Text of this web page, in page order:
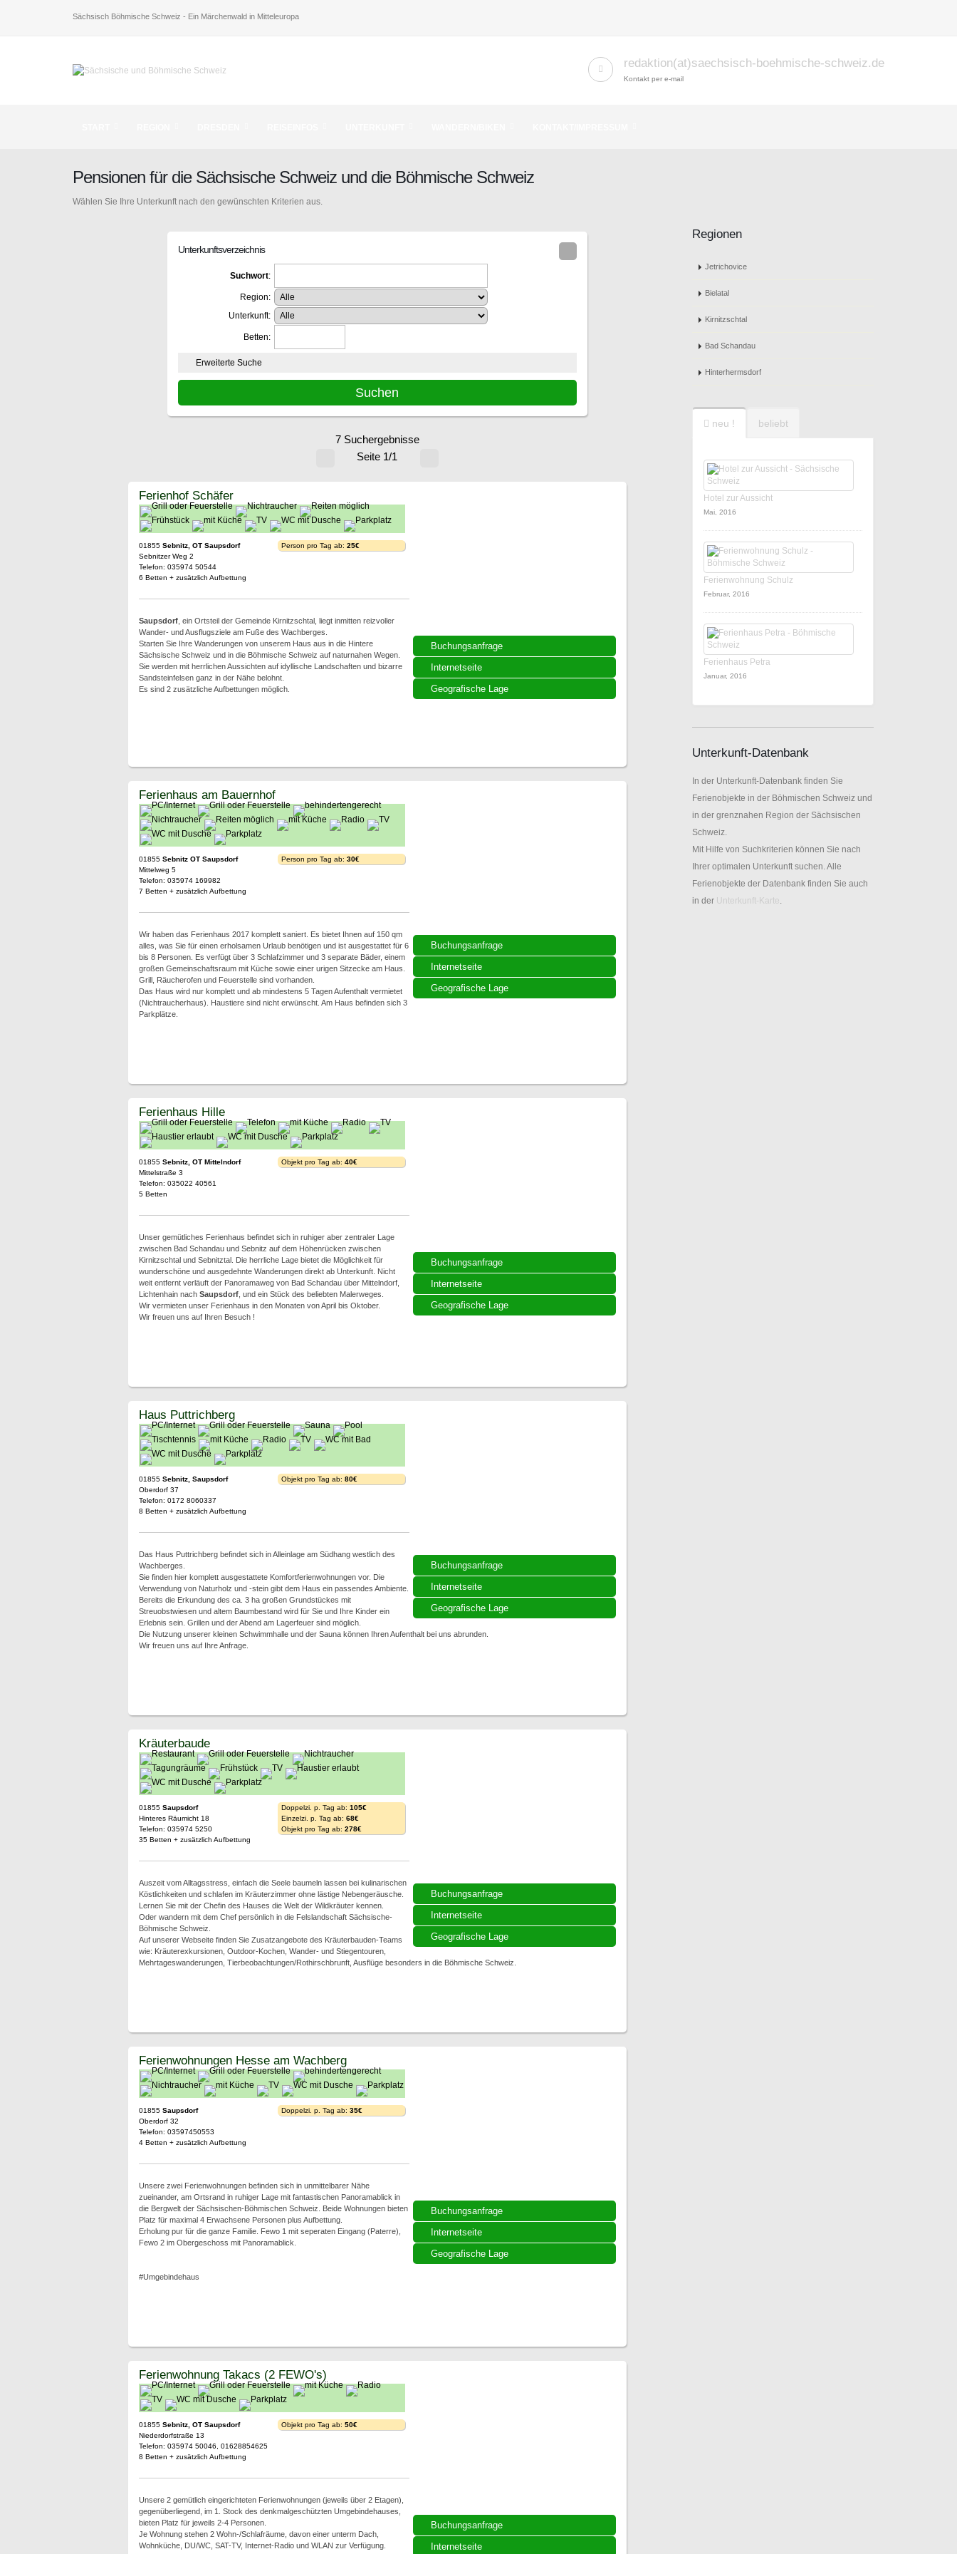
Sächsisch Böhmische Schweiz - Ein Märchenwald in Mitteleuropa
redaktion(at)saechsisch-boehmische-schweiz.de
Kontakt per e-mail
Pensionen für die Sächsische Schweiz und die Böhmische Schweiz
Wählen Sie Ihre Unterkunft nach den gewünschten Kriterien aus.
Unterkunftsverzeichnis
Suchwort:
Region:
Unterkunft:
Betten:
Erweiterte Suche
7 Suchergebnisse
Seite 1/1
Buchungsanfrage
Internetseite
Geografische Lage
Ferienhof Schäfer
01855 Sebnitz, OT Saupsdorf
Sebnitzer Weg 2
Telefon: 035974 50544
6 Betten + zusätzlich Aufbettung
Person pro Tag ab: 25€
Saupsdorf, ein Ortsteil der Gemeinde Kirnitzschtal, liegt inmitten reizvoller
Wander- und Ausflugsziele am Fuße des Wachberges.
Starten Sie Ihre Wanderungen von unserem Haus aus in die Hintere
Sächsische Schweiz und in die Böhmische Schweiz auf naturnahen Wegen.
Sie werden mit herrlichen Aussichten auf idyllische Landschaften und bizarre
Sandsteinfelsen ganz in der Nähe belohnt.
Es sind 2 zusätzliche Aufbettungen möglich.
Buchungsanfrage
Internetseite
Geografische Lage
Ferienhaus am Bauernhof
01855 Sebnitz OT Saupsdorf
Mittelweg 5
Telefon: 035974 169982
7 Betten + zusätzlich Aufbettung
Person pro Tag ab: 30€
Wir haben das Ferienhaus 2017 komplett saniert. Es bietet Ihnen auf 150 qm
alles, was Sie für einen erholsamen Urlaub benötigen und ist ausgestattet für 6
bis 8 Personen. Es verfügt über 3 Schlafzimmer und 3 separate Bäder, einem
großen Gemeinschaftsraum mit Küche sowie einer urigen Sitzecke am Haus.
Grill, Räucherofen und Feuerstelle sind vorhanden.
Das Haus wird nur komplett und ab mindestens 5 Tagen Aufenthalt vermietet
(Nichtraucherhaus). Haustiere sind nicht erwünscht. Am Haus befinden sich 3
Parkplätze.
Buchungsanfrage
Internetseite
Geografische Lage
Ferienhaus Hille
01855 Sebnitz, OT Mittelndorf
Mittelstraße 3
Telefon: 035022 40561
5 Betten
Objekt pro Tag ab: 40€
Unser gemütliches Ferienhaus befindet sich in ruhiger aber zentraler Lage
zwischen Bad Schandau und Sebnitz auf dem Höhenrücken zwischen
Kirnitzschtal und Sebnitztal. Die herrliche Lage bietet die Möglichkeit für
wunderschöne und ausgedehnte Wanderungen direkt ab Unterkunft. Nicht
weit entfernt verläuft der Panoramaweg von Bad Schandau über Mittelndorf,
Lichtenhain nach Saupsdorf, und ein Stück des beliebten Malerweges.
Wir vermieten unser Ferienhaus in den Monaten von April bis Oktober.
Wir freuen uns auf Ihren Besuch !
Buchungsanfrage
Internetseite
Geografische Lage
Haus Puttrichberg
01855 Sebnitz, Saupsdorf
Oberdorf 37
Telefon: 0172 8060337
8 Betten + zusätzlich Aufbettung
Objekt pro Tag ab: 80€
Das Haus Puttrichberg befindet sich in Alleinlage am Südhang westlich des
Wachberges.
Sie finden hier komplett ausgestattete Komfortferienwohnungen vor. Die
Verwendung von Naturholz und -stein gibt dem Haus ein passendes Ambiente.
Bereits die Erkundung des ca. 3 ha großen Grundstückes mit
Streuobstwiesen und altem Baumbestand wird für Sie und Ihre Kinder ein
Erlebnis sein. Grillen und der Abend am Lagerfeuer sind möglich.
Die Nutzung unserer kleinen Schwimmhalle und der Sauna können Ihren Aufenthalt bei uns abrunden.
Wir freuen uns auf Ihre Anfrage.
Buchungsanfrage
Internetseite
Geografische Lage
Kräuterbaude
01855 Saupsdorf
Hinteres Räumicht 18
Telefon: 035974 5250
35 Betten + zusätzlich Aufbettung
Doppelzi. p. Tag ab: 105€
Einzelzi. p. Tag ab: 68€
Objekt pro Tag ab: 278€
Auszeit vom Alltagsstress, einfach die Seele baumeln lassen bei kulinarischen
Köstlichkeiten und schlafen im Kräuterzimmer ohne lästige Nebengeräusche.
Lernen Sie mit der Chefin des Hauses die Welt der Wildkräuter kennen.
Oder wandern mit dem Chef persönlich in die Felslandschaft Sächsische-
Böhmische Schweiz.
Auf unserer Webseite finden Sie Zusatzangebote des Kräuterbauden-Teams
wie: Kräuterexkursionen, Outdoor-Kochen, Wander- und Stiegentouren,
Mehrtageswanderungen, Tierbeobachtungen/Rothirschbrunft, Ausflüge besonders in die Böhmische Schweiz.
Buchungsanfrage
Internetseite
Geografische Lage
Ferienwohnungen Hesse am Wachberg
01855 Saupsdorf
Oberdorf 32
Telefon: 03597450553
4 Betten + zusätzlich Aufbettung
Doppelzi. p. Tag ab: 35€
Unsere zwei Ferienwohnungen befinden sich in unmittelbarer Nähe
zueinander, am Ortsrand in ruhiger Lage mit fantastischen Panoramablick in
die Bergwelt der Sächsischen-Böhmischen Schweiz. Beide Wohnungen bieten
Platz für maximal 4 Erwachsene Personen plus Aufbettung.
Erholung pur für die ganze Familie. Fewo 1 mit seperaten Eingang (Paterre),
Fewo 2 im Obergeschoss mit Panoramablick.
#Umgebindehaus
Buchungsanfrage
Internetseite
Ferienwohnung Takacs (2 FEWO's)
01855 Sebnitz, OT Saupsdorf
Niederdorfstraße 13
Telefon: 035974 50046, 01628854625
8 Betten + zusätzlich Aufbettung
Objekt pro Tag ab: 50€
Unsere 2 gemütlich eingerichteten Ferienwohnungen (jeweils über 2 Etagen),
gegenüberliegend, im 1. Stock des denkmalgeschützten Umgebindehauses,
bieten Platz für jeweils 2-4 Personen.
Je Wohnung stehen 2 Wohn-/Schlafräume, davon einer unterm Dach,
Wohnküche, DU/WC, SAT-TV, Internet-Radio und WLAN zur Verfügung.
Regionen
Jetrichovice
Bielatal
Kirnitzschtal
Bad Schandau
Hinterhermsdorf
neu ! beliebt
Hotel zur Aussicht
Mai, 2016
Ferienwohnung Schulz
Februar, 2016
Ferienhaus Petra
Januar, 2016
Unterkunft-Datenbank
In der Unterkunft-Datenbank finden Sie
Ferienobjekte in der Böhmischen Schweiz und
in der grenznahen Region der Sächsischen
Schweiz.
Mit Hilfe von Suchkriterien können Sie nach
Ihrer optimalen Unterkunft suchen. Alle
Ferienobjekte der Datenbank finden Sie auch
in der Unterkunft-Karte.